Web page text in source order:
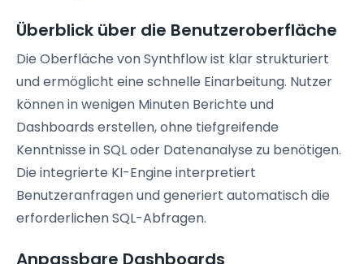
Überblick über die Benutzeroberfläche
Die Oberfläche von Synthflow ist klar strukturiert
und ermöglicht eine schnelle Einarbeitung. Nutzer
können in wenigen Minuten Berichte und
Dashboards erstellen, ohne tiefgreifende
Kenntnisse in SQL oder Datenanalyse zu benötigen.
Die integrierte KI-Engine interpretiert
Benutzeranfragen und generiert automatisch die
erforderlichen SQL-Abfragen.
Anpassbare Dashboards